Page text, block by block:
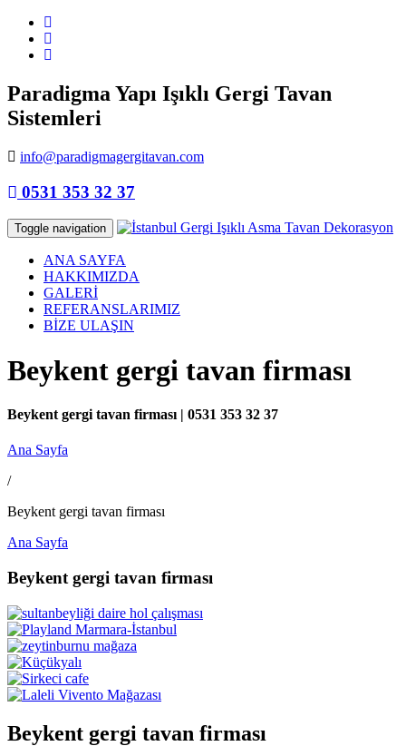
Paradigma Yapı Işıklı Gergi Tavan
Sistemleri
info@paradigmagergitavan.com
0531 353 32 37
Toggle navigation
ANA SAYFA
HAKKIMIZDA
GALERİ
REFERANSLARIMIZ
BİZE ULAŞIN
Beykent gergi tavan firması
Beykent gergi tavan firması | 0531 353 32 37
Ana Sayfa
/
Beykent gergi tavan firması
Ana Sayfa
Beykent gergi tavan firması
Beykent gergi tavan firması